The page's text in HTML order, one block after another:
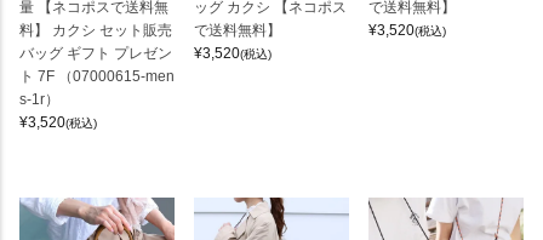
量 【ネコポスで送料無
料】 カクシ セット販売
バッグ ギフト プレゼン
ト 7F （07000615-men
s-1r）
¥3,520(税込)
ッグ カクシ 【ネコポス
で送料無料】
¥3,520(税込)
で送料無料】
¥3,520(税込)